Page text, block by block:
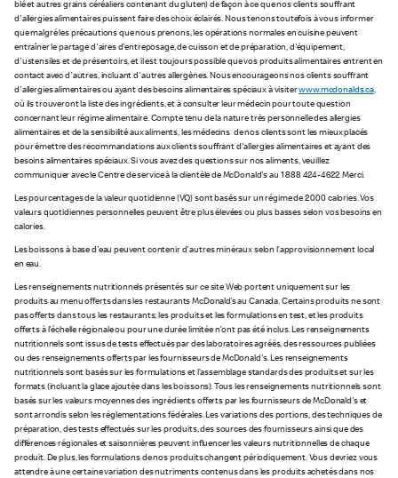
blé et autres grains céréaliers contenant du gluten) de façon à ce que nos clients souffrant
d'allergies alimentaires puissent faire des choix éclairés. Nous tenons toutefois à vous informer
que malgré les précautions que nous prenons, les opérations normales en cuisine peuvent
entraîner le partage d'aires d'entreposage, de cuisson et de préparation, d'équipement,
d'ustensiles et de présentoirs, et il est toujours possible que vos produits alimentaires entrent en
contact avec d'autres, incluant d'autres allergènes. Nous encourageons nos clients souffrant
d'allergies alimentaires ou ayant des besoins alimentaires spéciaux à visiterwww.mcdonalds.ca,
où ils trouveront la liste des ingrédients, et à consulter leur médecin pour toute question
concernant leur régime alimentaire. Compte tenu de la nature très personnelle des allergies
alimentaires et de la sensibilité aux aliments, les médecins de nos clients sont les mieux placés
pour émettre des recommandations aux clients souffrant d'allergies alimentaires et ayant des
besoins alimentaires spéciaux. Si vous avez des questions sur nos aliments, veuillez
communiquer avec le Centre de service à la clientèle de McDonald's au 1 888 424-4622. Merci.
Les pourcentages de la valeur quotidienne (VQ) sont basés sur un régime de 2 000 calories. Vos
valeurs quotidiennes personnelles peuvent être plus élevées ou plus basses selon vos besoins en
calories.
Les boissons à base d'eau peuvent contenir d'autres minéraux selon l’approvisionnement local
en eau.
Les renseignements nutritionnels présentés sur ce site Web portent uniquement sur les
produits au menu offerts dans les restaurants McDonald’s au Canada. Certains produits ne sont
pas offerts dans tous les restaurants; les produits et les formulations en test, et les produits
offerts à l'échelle régionale ou pour une durée limitée n'ont pas été inclus. Les renseignements
nutritionnels sont issus de tests effectués par des laboratoires agréés, des ressources publiées
ou des renseignements offerts par les fournisseurs de McDonald's. Les renseignements
nutritionnels sont basés sur les formulations et l’assemblage standards des produits et sur les
formats (incluant la glace ajoutée dans les boissons). Tous les renseignements nutritionnels sont
basés sur les valeurs moyennes des ingrédients offerts par les fournisseurs de McDonald's et
sont arrondis selon les réglementations fédérales. Les variations des portions, des techniques de
préparation, des tests effectués sur les produits, des sources des fournisseurs ainsi que des
différences régionales et saisonnières peuvent influencer les valeurs nutritionnelles de chaque
produit. De plus, les formulations de nos produits changent périodiquement. Vous devriez vous
attendre à une certaine variation des nutriments contenus dans les produits achetés dans nos